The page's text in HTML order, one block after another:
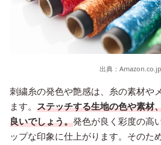
出典： Amazon.co.jp
刺繍糸の発色や艶感は、糸の素材や
ます。 ステッチする生地の色や素材
良いでしょう。発色が良く彩度の高
ップな印象に仕上がります。そのた